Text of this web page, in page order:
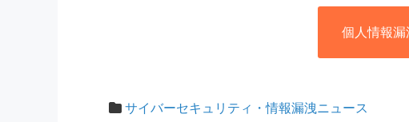
個人情報漏
サイバーセキュリティ・情報漏洩ニュース